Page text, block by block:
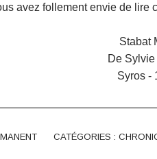
avez follement envie de lire
Stabat
De
Syros -
CATÉGORIES :